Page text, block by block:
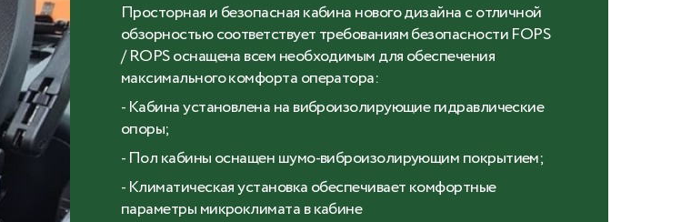
Просторная и безопасная кабина нового дизайна с отличной
обзорностью соответствует требованиям безопасности FOPS
/ ROPS оснащена всем необходимым для обеспечения
максимального комфорта оператора:
- Кабина установлена на виброизолирующие гидравлические
опоры;
- Пол кабины оснащен шумо-виброизолирующим покрытием;
- Климатическая установка обеспечивает комфортные
параметры микроклимата в кабине